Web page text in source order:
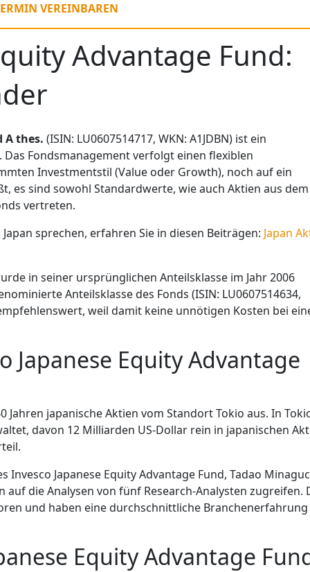
VEREINBAREN
Advantage Fund:
A thes. (ISIN: LU0607514717, WKN: A1JDBN) ist ein
. Das Fondsmanagement verfolgt einen flexiblen
Investmentstil (Value oder Growth), noch auf ein
es sind sowohl Standardwerte, wie auch Aktien aus dem
vertreten.
sprechen, erfahren Sie in diesen Beiträgen: Japan
in seiner ursprünglichen Anteilsklasse im Jahr 2006
Anteilsklasse des Fonds (ISIN: LU0607514634,
weil damit keine unnötigen Kosten bei
Japanese Equity Advantage
Jahren japanische Aktien vom Standort Tokio aus. In
davon 12 Milliarden US-Dollar rein in japanischen
Japanese Equity Advantage Fund, Tadao
die Analysen von fünf Research-Analysten zugreifen.
und haben eine durchschnittliche Branchenerfahrung
Equity Advantage